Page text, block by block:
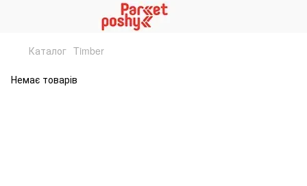
Каталог Timber
Немає товарів